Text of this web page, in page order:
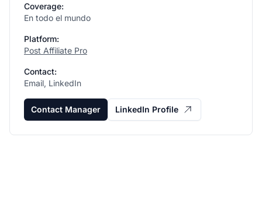
Coverage:
En todo el mundo
Platform:
Post Affiliate Pro
Contact:
Email, LinkedIn
Contact Manager LinkedIn Profile